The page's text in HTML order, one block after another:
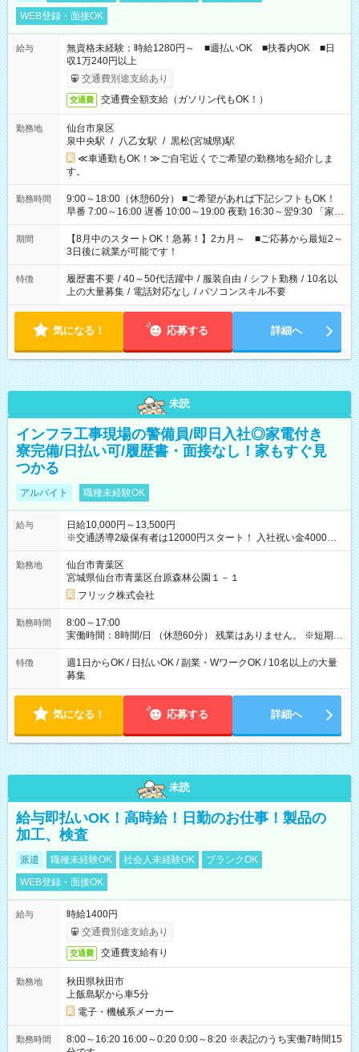
WEB登録・面接OK
給与
無資格未経験：時給1280円～ ■週払いOK ■扶養内OK ■日
収1万240円以上
交通費別途支給あり
交通費 交通費全額支給（ガソリン代もOK！）
勤務地
仙台市泉区
泉中央駅 / 八乙女駅 / 黒松(宮城県)駅
≪車通勤もOK！≫ご自宅近くでご希望の勤務地を紹介しま
す。
勤務時間
9:00～18:00（休憩60分） ■ご希望があれば下記シフトもOK！
早番 7:00～16:00 遅番 10:00～19:00 夜勤 16:30～翌9:30 「家族
と休みを合わせたい」 「余裕を持って夕飯の準備がしたい」
「できれば残業はしたくない」 など、ご希望を教えてください
ね。 ※Wワーク希望の方へ 今ご覧のお仕事で希望する勤務時間
と、もう1つのお仕事の勤務時間。 合計で週40時間を超える場
合は応募できません。
期間
【8月中のスタートOK！急募！】2カ月～ ■ご応募から最短2～
3日後に就業が可能です！
特徴 履歴書不要 / 40～50代活躍中 / 服装自由 / シフト勤務 / 10名以
上の大量募集 / 電話対応なし / パソコンスキル不要
気になる！ 応募する 詳細へ
未読
インフラ工事現場の警備員/即日入社◎家電付き
寮完備/日払い可/履歴書・面接なし！家もすぐ見
つかる
アルバイト 職種未経験OK
給与
日給10,000円～13,500円
※交通誘導2級保有者は12000円スタート！ 入社祝い金4000円
【試用期間】試用期間なし
勤務地
仙台市青葉区
宮城県仙台市青葉区台原森林公園１－１
フリック株式会社
勤務時間
8:00～17:00
実働時間：8時間/日 （休憩60分） 残業はありません。 ※短期の
募集は行っておりません。予めご了承くださいませ。
特徴
週1日からOK / 日払いOK / 副業・WワークOK / 10名以上の大量
募集
気になる！ 応募する 詳細へ
未読
給与即払いOK！高時給！日勤のお仕事！製品の
加工、検査
派遣 職種未経験OK 社会人未経験OK
ブランクOK
WEB登録・面接OK
給与
時給1400円
交通費別途支給あり
交通費 交通費支給有り
勤務地
秋田県秋田市
上飯島駅から車5分
電子・機械系メーカー
勤務時間
8:00～16:20 16:00～0:20 0:00～8:20 ※表記のうち実働7時間15